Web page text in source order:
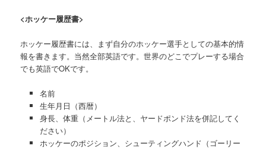
<ホッケー履歴書>
ホッケー履歴書には、まず自分のホッケー選手としての基本的情
報を書きます。当然全部英語です。世界のどこでプレーする場合
でも英語でOKです。
名前
生年月日（西暦）
身長、体重（メートル法と、ヤードポンド法を併記してく
ださい）
ホッケーのポジション、シューティングハンド（ゴーリー